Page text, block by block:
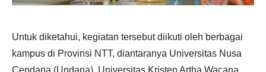
Untuk diketahui, kegiatan tersebut diikuti oleh berbagai
kampus di Provinsi NTT, diantaranya Universitas Nusa